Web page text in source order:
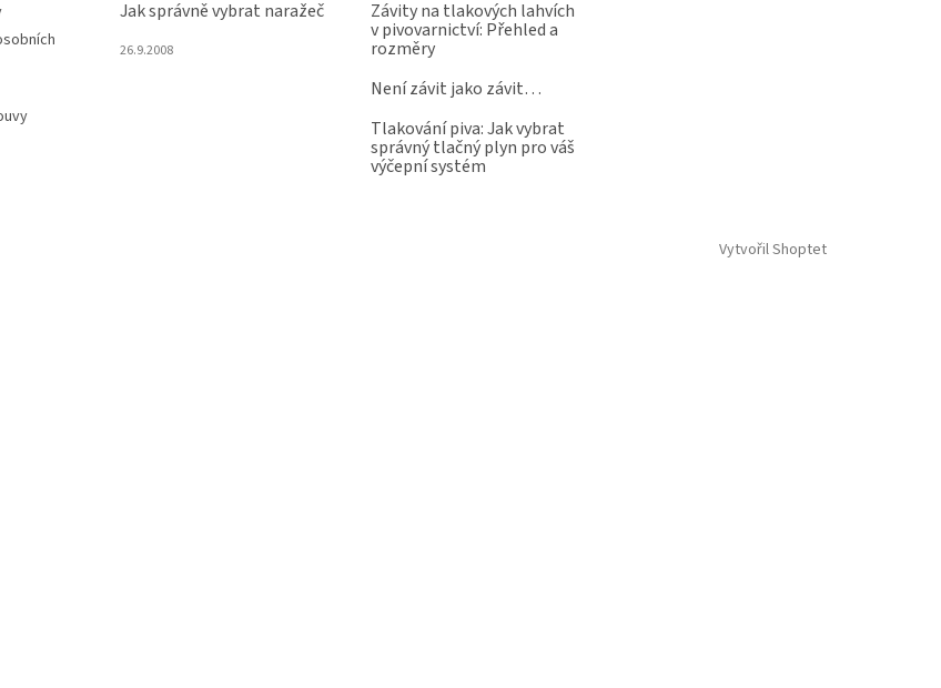
Jak správně vybrat naražeč
26.9.2008
Závity na tlakových lahvích
v pivovarnictví: Přehled a
rozměry
Není závit jako závit…
Tlakování piva: Jak vybrat
správný tlačný plyn pro váš
výčepní systém
Vytvořil Shoptet